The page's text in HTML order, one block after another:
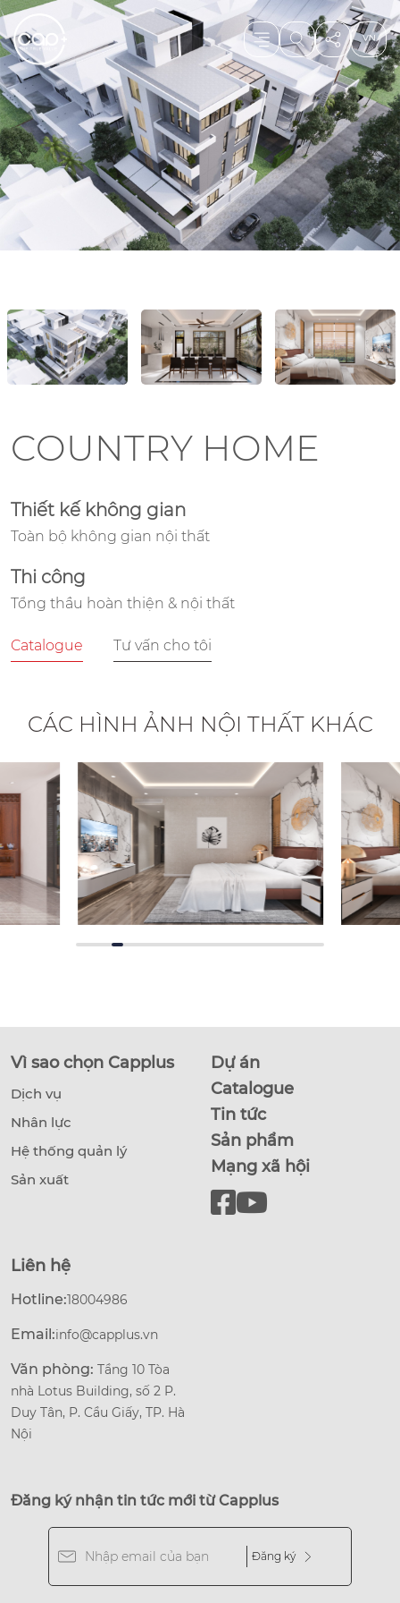
COUNTRY HOME
Thiết kế không gian
Toàn bộ không gian nội thất
Thi công
Tổng thầu hoàn thiện & nội thất
Catalogue Tư vấn cho tôi
CÁC HÌNH ẢNH NỘI THẤT KHÁC
Vì sao chọn Capplus
Dịch vụ
Nhân lực
Hệ thống quản lý
Sản xuất
Dự án
Catalogue
Tin tức
Sản phẩm
Mạng xã hội
Liên hệ
Hotline:18004986
Email:info@capplus.vn
Văn phòng: Tầng 10 Tòa
nhà Lotus Building, số 2 P.
Duy Tân, P. Cầu Giấy, TP. Hà
Nội
Đăng ký nhận tin tức mới từ Capplus
Đăng ký